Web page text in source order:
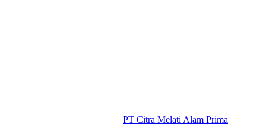
PT Citra Melati Alam Prima